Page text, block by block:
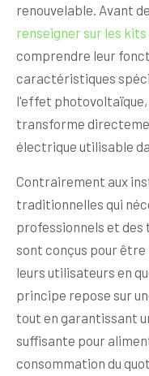
renouvelable. Avant
renseigner sur les
comprendre leur
caractéristiques
l'effet photovoltaïque,
transforme
électrique utilisable
Contrairement aux
traditionnelles qui
professionnels et des
sont conçus pour
leurs utilisateurs en
principe repose sur
tout en garantissant
suffisante pour
consommation du